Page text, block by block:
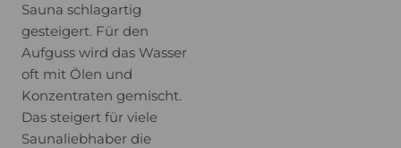
Sauna schlagartig
gesteigert. Für den
Aufguss wird das Wasser
oft mit Ölen und
Konzentraten gemischt.
Das steigert für viele
Saunaliebhaber die